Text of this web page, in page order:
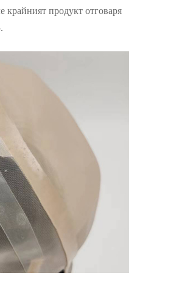
крайният продукт отговаря